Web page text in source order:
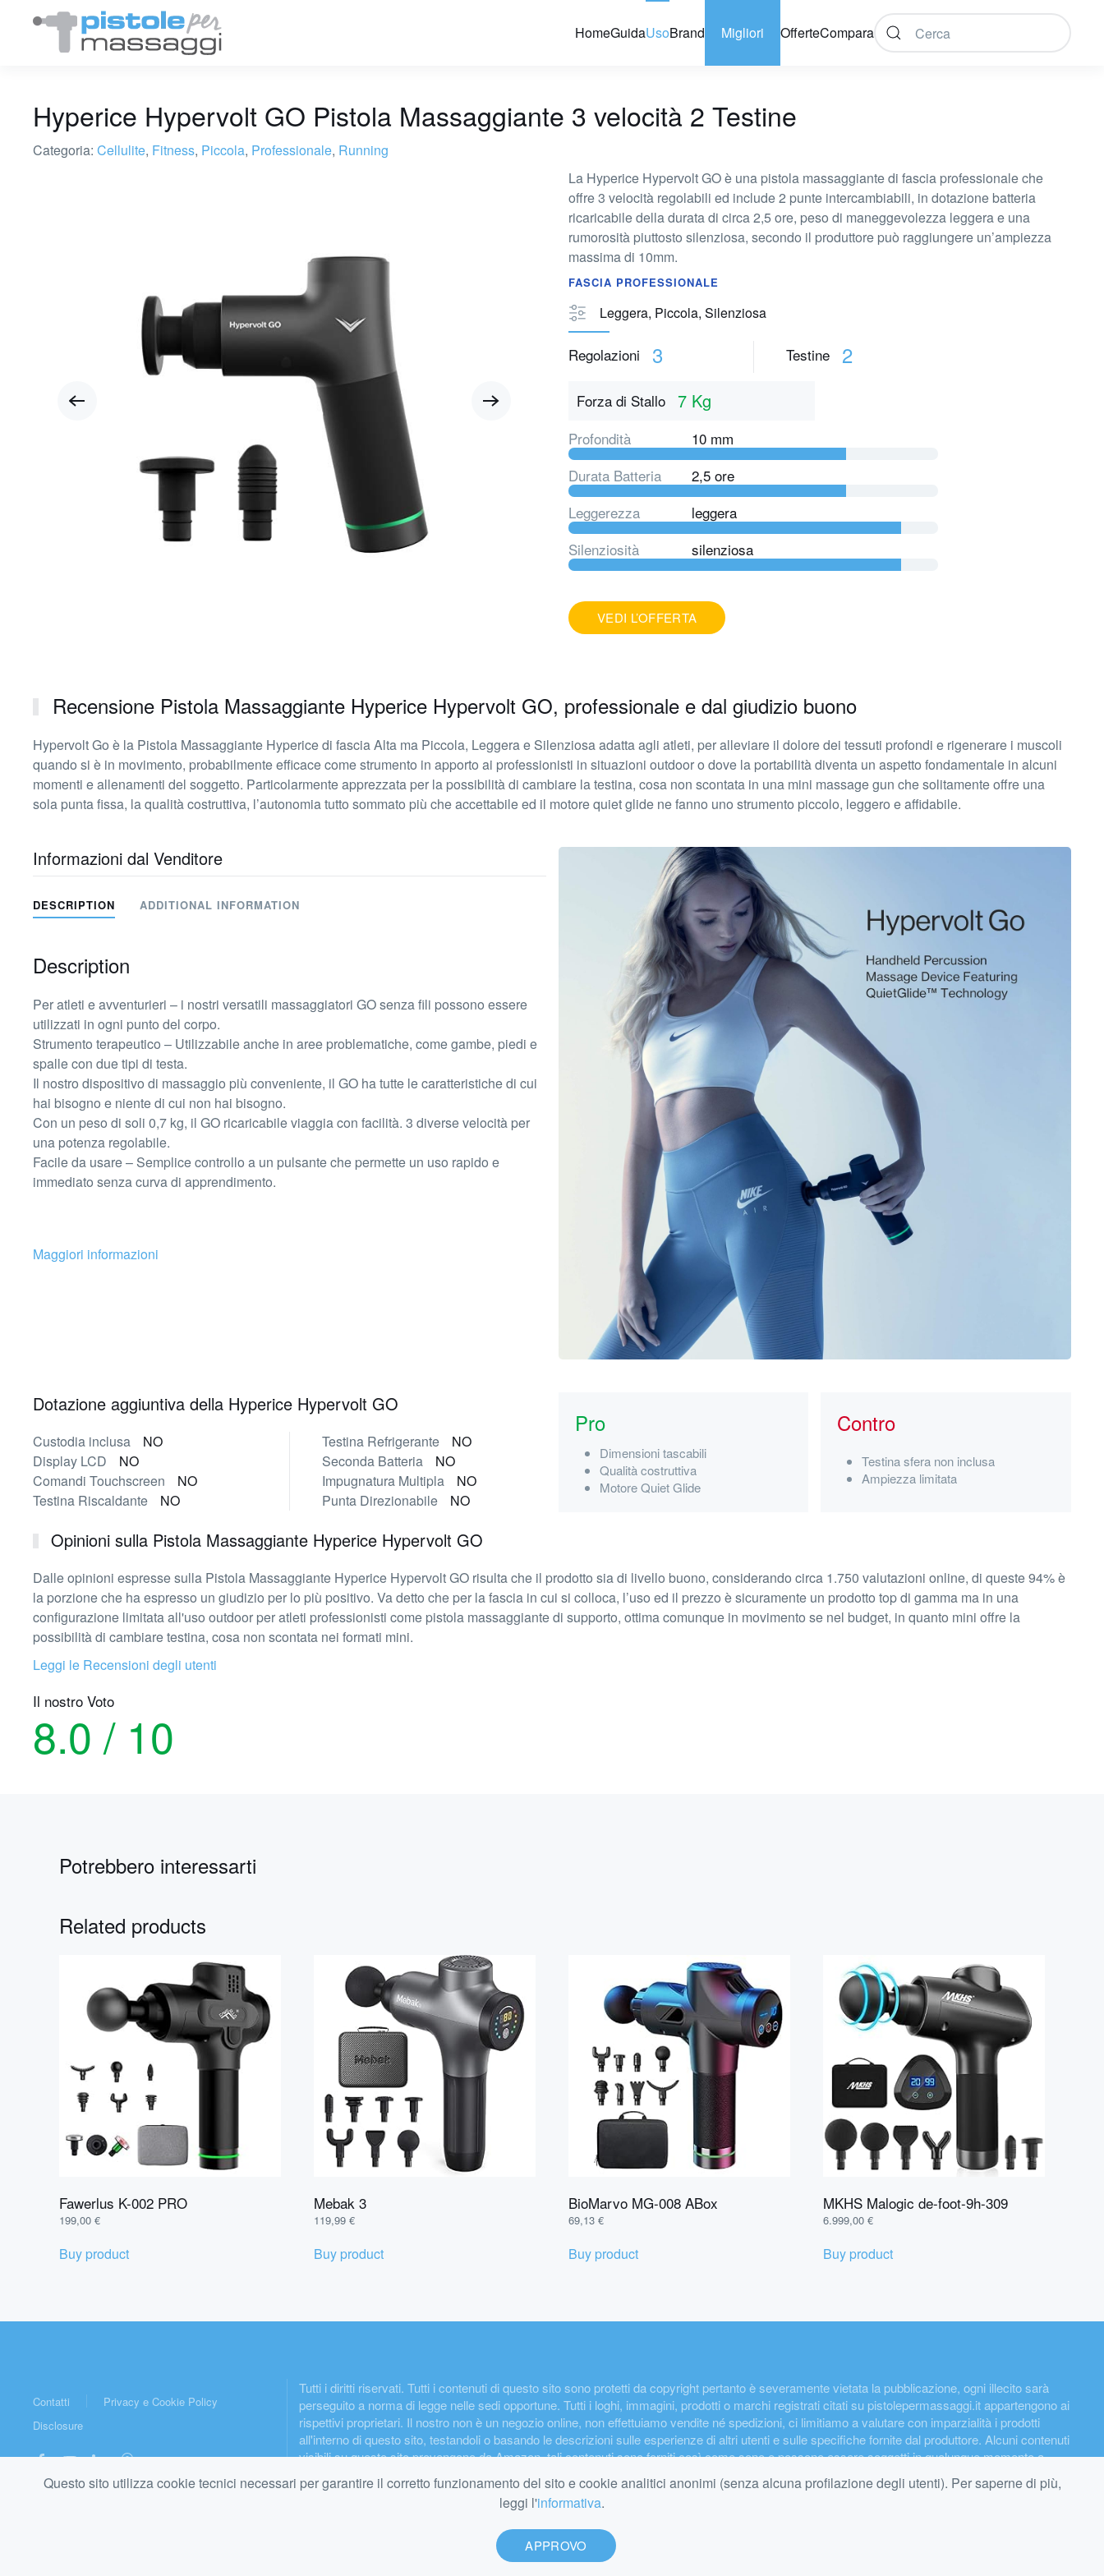
HomeGuidaUsoBrand Migliori OfferteCompara
Hyperice Hypervolt GO Pistola Massaggiante 3 velocità 2 Testine
Categoria: Cellulite, Fitness, Piccola, Professionale, Running
La Hyperice Hypervolt GO è una pistola massaggiante di fascia professionale che
offre 3 velocità regolabili ed include 2 punte intercambiabili, in dotazione batteria
ricaricabile della durata di circa 2,5 ore, peso di maneggevolezza leggera e una
rumorosità piuttosto silenziosa, secondo il produttore può raggiungere un’ampiezza
massima di 10mm.
FASCIA PROFESSIONALE
Leggera, Piccola, Silenziosa
Regolazioni 3 Testine 2
Forza di Stallo 7 Kg
Profondità
10 mm
Durata Batteria
2,5 ore
Leggerezza
leggera
Silenziosità
silenziosa
VEDI L’OFFERTA
Recensione Pistola Massaggiante Hyperice Hypervolt GO, professionale e dal giudizio buono
Hypervolt Go è la Pistola Massaggiante Hyperice di fascia Alta ma Piccola, Leggera e Silenziosa adatta agli atleti, per alleviare il dolore dei tessuti profondi e rigenerare i muscoli
quando si è in movimento, probabilmente efficace come strumento in apporto ai professionisti in situazioni outdoor o dove la portabilità diventa un aspetto fondamentale in alcuni
momenti e allenamenti del soggetto. Particolarmente apprezzata per la possibilità di cambiare la testina, cosa non scontata in una mini massage gun che solitamente offre una
sola punta fissa, la qualità costruttiva, l’autonomia tutto sommato più che accettabile ed il motore quiet glide ne fanno uno strumento piccolo, leggero e affidabile.
Informazioni dal Venditore
DESCRIPTION ADDITIONAL INFORMATION
Description
Per atleti e avventurieri – i nostri versatili massaggiatori GO senza fili possono essere
utilizzati in ogni punto del corpo.
Strumento terapeutico – Utilizzabile anche in aree problematiche, come gambe, piedi e
spalle con due tipi di testa.
Il nostro dispositivo di massaggio più conveniente, il GO ha tutte le caratteristiche di cui
hai bisogno e niente di cui non hai bisogno.
Con un peso di soli 0,7 kg, il GO ricaricabile viaggia con facilità. 3 diverse velocità per
una potenza regolabile.
Facile da usare – Semplice controllo a un pulsante che permette un uso rapido e
immediato senza curva di apprendimento.
Maggiori informazioni
Dotazione aggiuntiva della Hyperice Hypervolt GO
Custodia inclusa
NO
Display LCD
NO
Comandi Touchscreen
NO
Testina Riscaldante
NO
Testina Refrigerante
NO
Seconda Batteria
NO
Impugnatura Multipla
NO
Punta Direzionabile
NO
Pro
Dimensioni tascabili
Qualità costruttiva
Motore Quiet Glide
Contro
Testina sfera non inclusa
Ampiezza limitata
Opinioni sulla Pistola Massaggiante Hyperice Hypervolt GO
Dalle opinioni espresse sulla Pistola Massaggiante Hyperice Hypervolt GO risulta che il prodotto sia di livello buono, considerando circa 1.750 valutazioni online, di queste 94% è
la porzione che ha espresso un giudizio per lo più positivo. Va detto che per la fascia in cui si colloca, l’uso ed il prezzo è sicuramente un prodotto top di gamma ma in una
configurazione limitata all'uso outdoor per atleti professionisti come pistola massaggiante di supporto, ottima comunque in movimento se nel budget, in quanto mini offre la
possibilità di cambiare testina, cosa non scontata nei formati mini.
Leggi le Recensioni degli utenti
Il nostro Voto
8.0 / 10
Potrebbero interessarti
Related products
Fawerlus ‎K-002 PRO
199,00 €
Buy product
Mebak 3
119,99 €
Buy product
BioMarvo MG-008 ABox
69,13 €
Buy product
MKHS Malogic ‎de-foot-9h-309
6.999,00 €
Buy product
Contatti
Privacy e Cookie Policy
Disclosure
© pistolepermassaggi.it P.IVA 14751771008
Tutti i diritti riservati. Tutti i contenuti di questo sito sono protetti da copyright pertanto è severamente vietata la pubblicazione, ogni illecito sarà
perseguito a norma di legge nelle sedi opportune. Tutti i loghi, immagini, prodotti o marchi registrati citati su pistolepermassaggi.it appartengono ai
rispettivi proprietari. Il nostro non è un negozio online, non effettuiamo vendite né spedizioni, ci limitiamo a valutare con imparzialità i prodotti
all'interno di questo sito, testandoli o basando le descrizioni sulle esperienze di altri utenti e sulle specifiche fornite dal produttore. Alcuni contenuti
visibili su questo sito provengono da Amazon, tali contenuti sono forniti così come sono e possono essere soggetti in qualunque momento a
modifiche o eliminazione. I prezzi e la disponibilità dei prodotti sono aggiornati all'incirca ogni 24 ore, ciò significa che i prezzi riportati nel
presente sito non sono aggiornati in tempo reale, pertanto il prezzo a cui fare riferimento sarà sempre quello riportato su Amazon.it. In qualità di
affiliati Amazon riceviamo una commissione dagli acquisti idonei.
Questo sito utilizza cookie tecnici necessari per garantire il corretto funzionamento del sito e cookie analitici anonimi (senza alcuna profilazione degli utenti). Per saperne di più,
leggi l'informativa.
APPROVO